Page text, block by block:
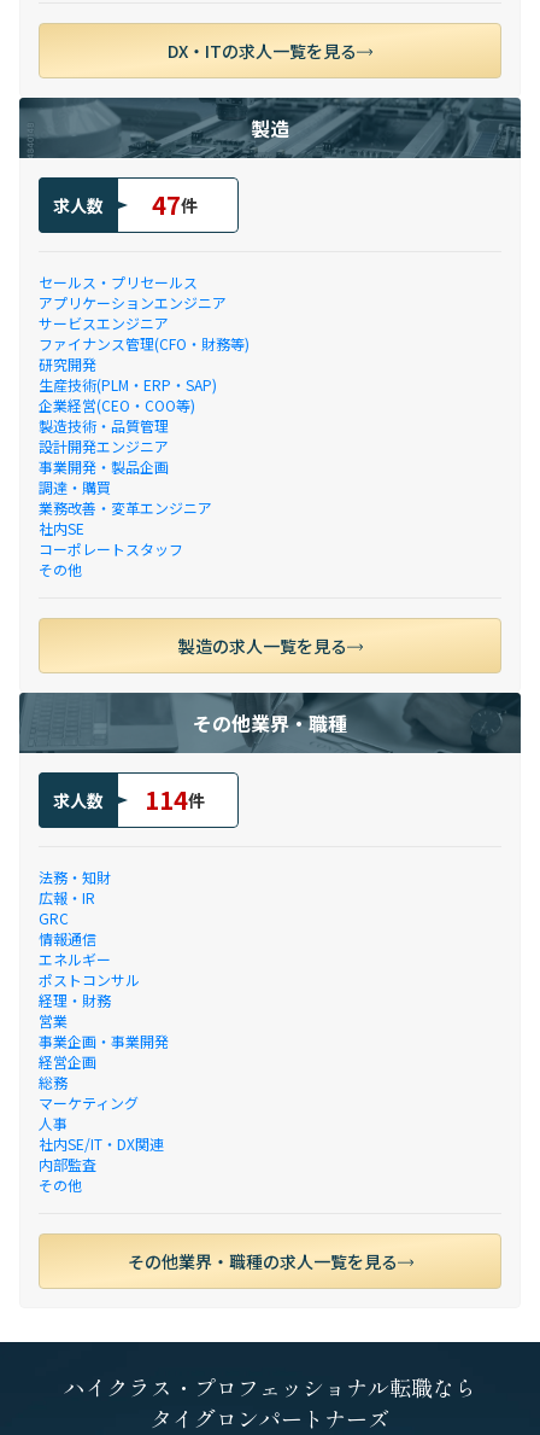
DX・ITの求人一覧を見る
製造
求人数 47件
セールス・プリセールス
アプリケーションエンジニア
サービスエンジニア
ファイナンス管理(CFO・財務等)
研究開発
生産技術(PLM・ERP・SAP)
企業経営(CEO・COO等)
製造技術・品質管理
設計開発エンジニア
事業開発・製品企画
調達・購買
業務改善・変革エンジニア
社内SE
コーポレートスタッフ
その他
製造の求人一覧を見る
その他業界・職種
求人数 114件
法務・知財
広報・IR
GRC
情報通信
エネルギー
ポストコンサル
経理・財務
営業
事業企画・事業開発
経営企画
総務
マーケティング
人事
社内SE/IT・DX関連
内部監査
その他
その他業界・職種の求人一覧を見る
ハイクラス・プロフェッショナル転職なら
タイグロンパートナーズ